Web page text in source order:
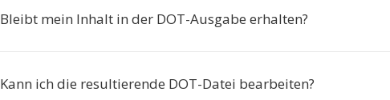
Bleibt mein Inhalt in der DOT-Ausgabe erhalten?
Kann ich die resultierende DOT-Datei bearbeiten?